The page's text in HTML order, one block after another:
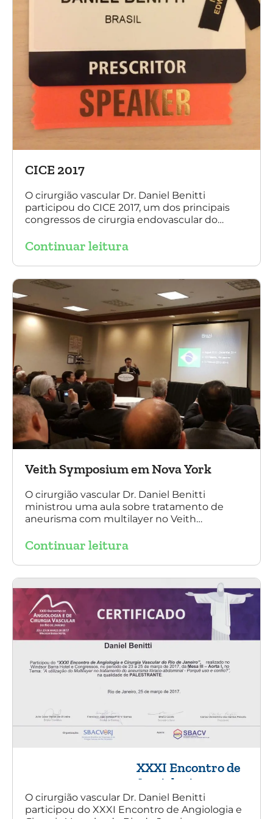
CICE 2017
O cirurgião vascular Dr. Daniel Benitti
participou do CICE 2017, um dos principais
congressos de cirurgia endovascular do
sobre a experiência brasileira no tratamento
multilayer. Mais de 200 pacientes operados
sem nenhum caso de paraplegia!
Continuar leitura
Veith Symposium em Nova York
O cirurgião vascular Dr. Daniel Benitti
ministrou uma aula sobre tratamento de
aneurisma com multilayer no Veith
Continuar leitura
XXXI Encontro de
Angiologia e
Cirurgia Vascular
do Rio de Janeiro
O cirurgião vascular Dr. Daniel Benitti
participou do XXXI Encontro de Angiologia e